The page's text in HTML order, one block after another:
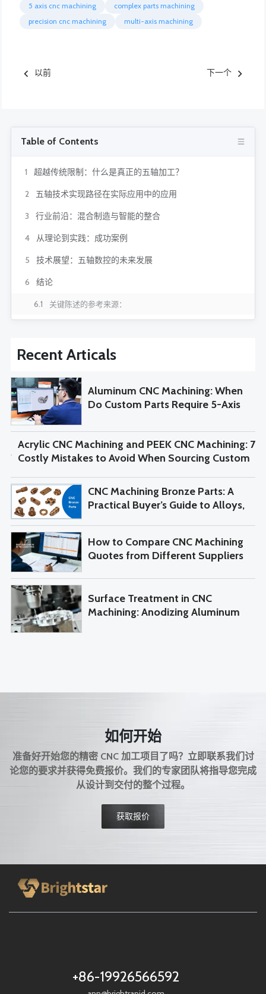
Table of Contents
1 超越传统限制：什么是真正的五轴加工？
2 五轴技术实现路径在实际应用中的应用
3 行业前沿：混合制造与智能的整合
4 从理论到实践：成功案例
5 技术展望：五轴数控的未来发展
6 结论
6.1 关键陈述的参考来源：
Recent Articals
Aluminum CNC Machining: When
Do Custom Parts Require 5-Axis
Acrylic CNC Machining and PEEK CNC Machining: 7
Costly Mistakes to Avoid When Sourcing Custom
CNC Machining Bronze Parts: A
Practical Buyer’s Guide to Alloys,
How to Compare CNC Machining
Quotes from Different Suppliers
Surface Treatment in CNC
Machining: Anodizing Aluminum
5 axis cnc machining
complex parts machining
precision cnc machining
multi-axis machining
以前 下一个
如何开始
准备好开始您的精密 CNC 加工项目了吗？立即联系我们讨
论您的要求并获得免费报价。我们的专家团队将指导您完成
从设计到交付的整个过程。
获取报价
+86-19926566592